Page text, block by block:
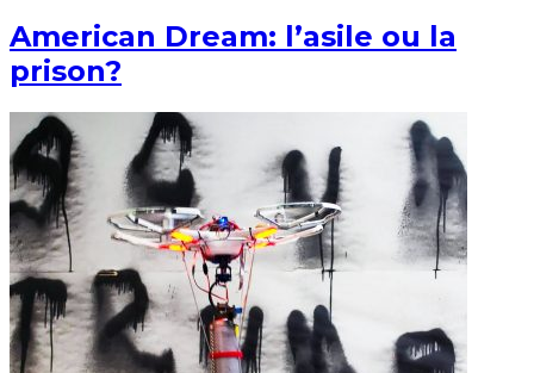
American Dream: l’asile ou la
prison?